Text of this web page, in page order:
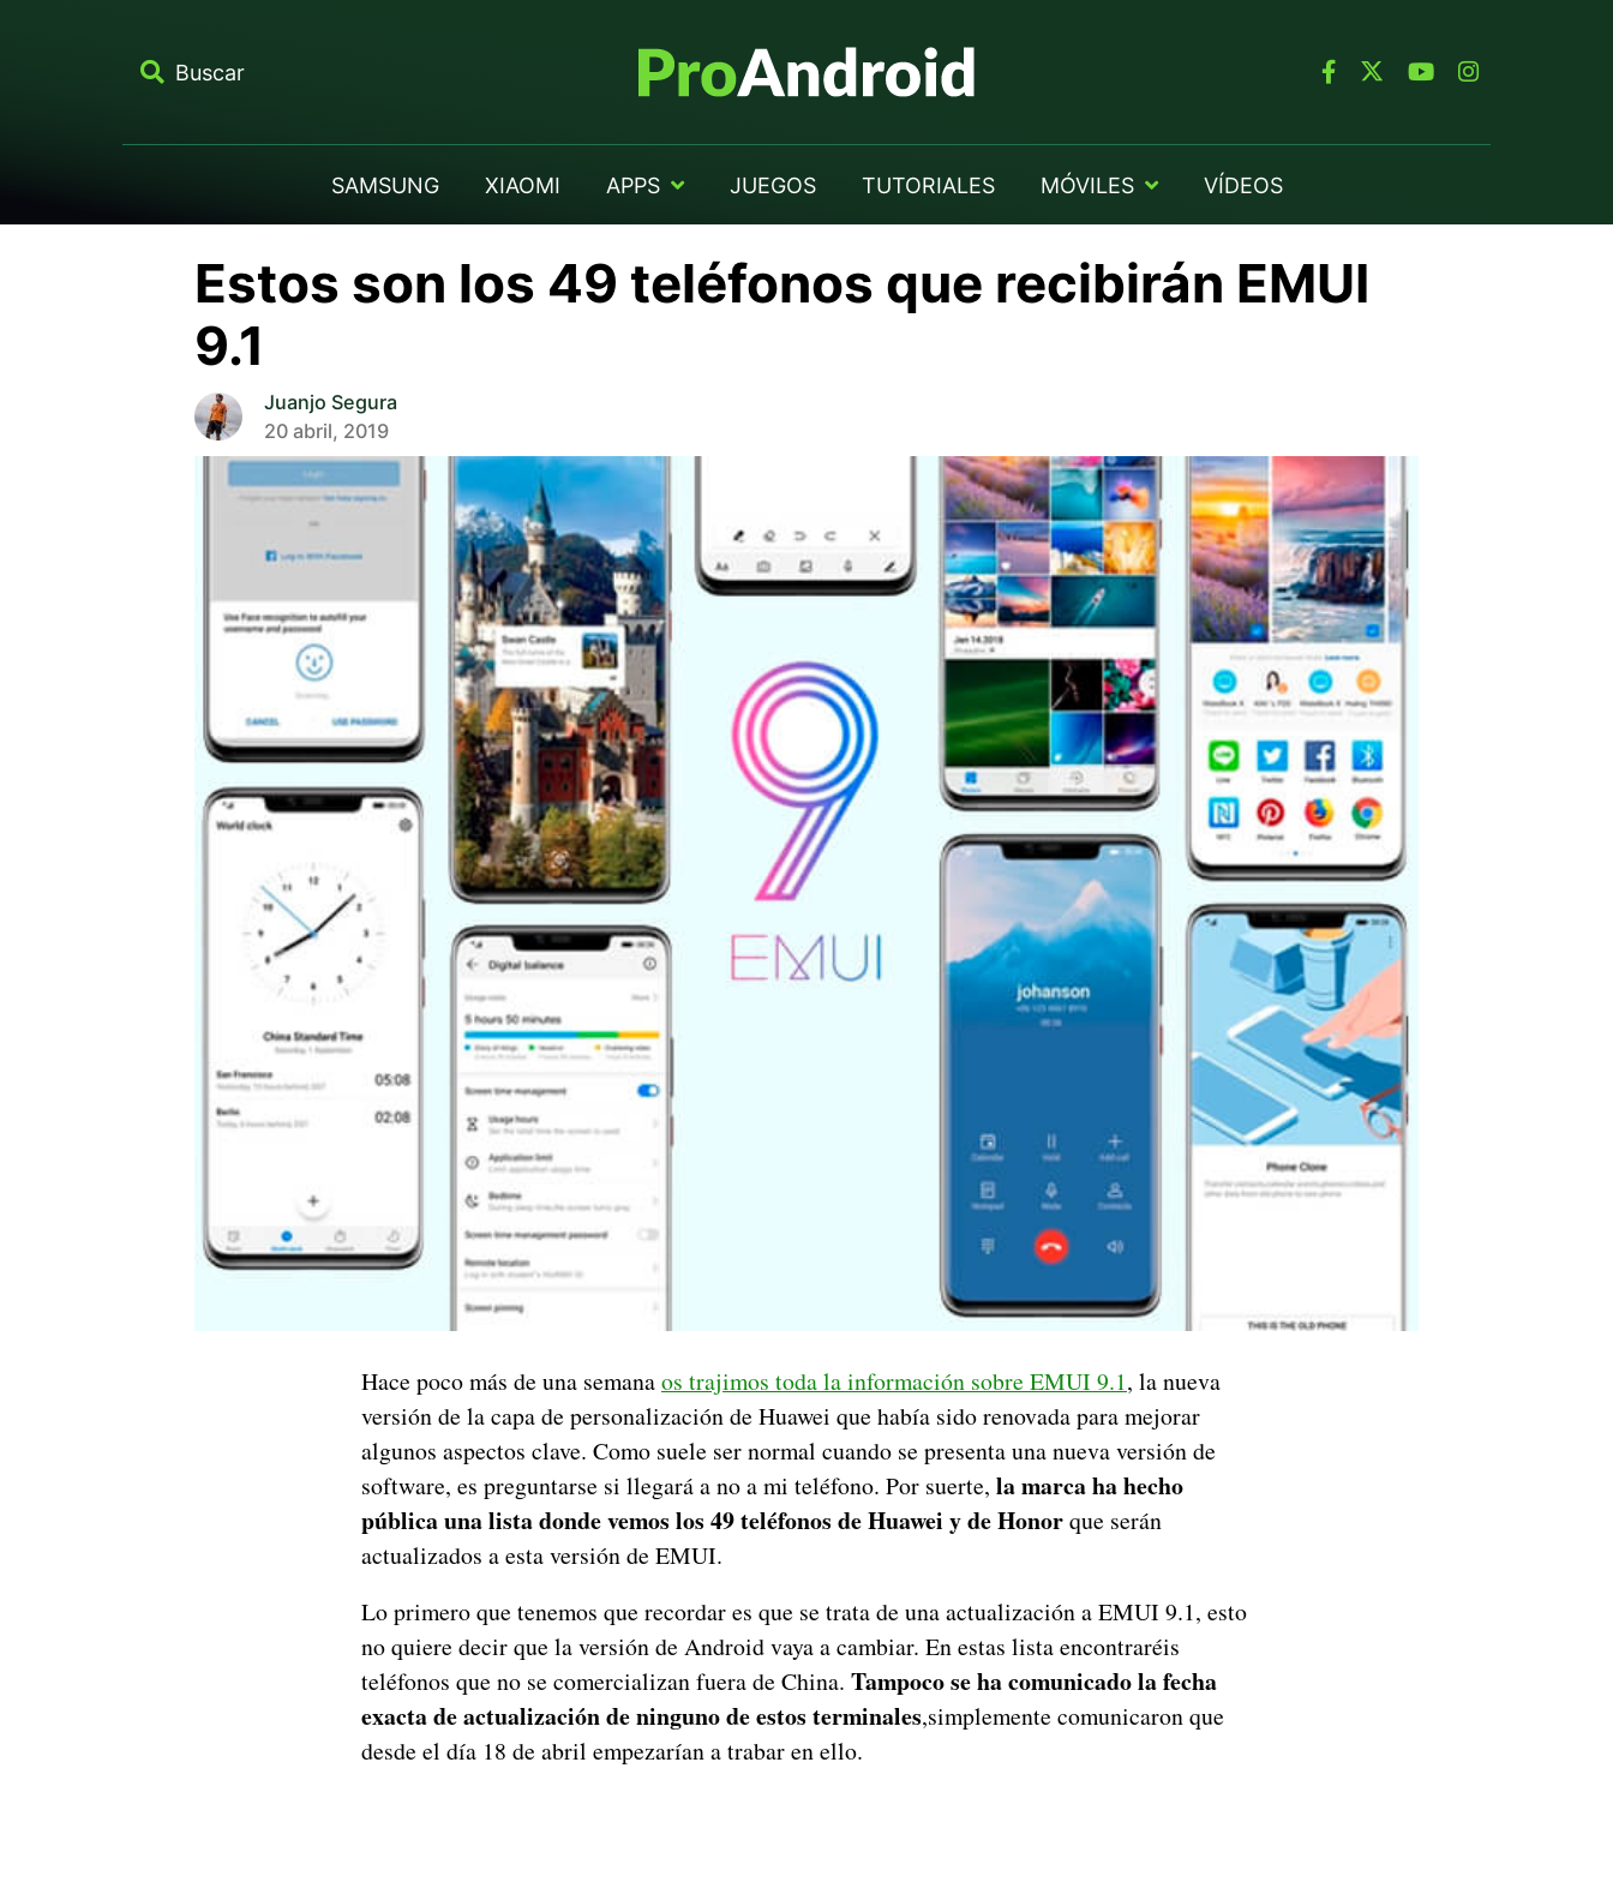
Buscar
SAMSUNG XIAOMI APPS JUEGOS TUTORIALES MÓVILES VÍDEOS
Estos son los 49 teléfonos que recibirán EMUI
9.1
Juanjo Segura
20 abril, 2019
Hace poco más de una semanaos trajimos toda la información sobre EMUI 9.1, la nueva
versión de la capa de personalización de Huawei que había sido renovada para mejorar
algunos aspectos clave. Como suele ser normal cuando se presenta una nueva versión de
software, es preguntarse si llegará a no a mi teléfono. Por suerte, la marca ha hecho
pública una lista donde vemos los 49 teléfonos de Huawei y de Honorque serán
actualizados a esta versión de EMUI.
Lo primero que tenemos que recordar es que se trata de una actualización a EMUI 9.1, esto
no quiere decir que la versión de Android vaya a cambiar. En estas lista encontraréis
teléfonos que no se comercializan fuera de China. Tampoco se ha comunicado la fecha
exacta de actualización de ninguno de estos terminales,simplemente comunicaron que
desde el día 18 de abril empezarían a trabar en ello.